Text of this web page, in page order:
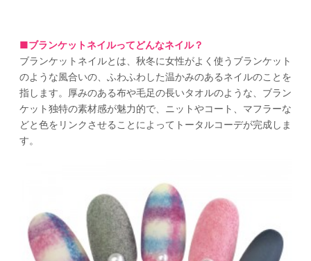
■ブランケットネイルってどんなネイル？
ブランケットネイルとは、秋冬に女性がよく使うブランケット
のような風合いの、ふわふわした温かみのあるネイルのことを
指します。厚みのある布や毛足の長いタオルのような、ブラン
ケット独特の素材感が魅力的で、ニットやコート、マフラーな
どと色をリンクさせることによってトータルコーデが完成しま
す。